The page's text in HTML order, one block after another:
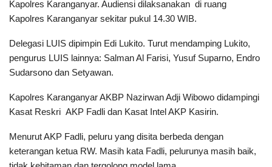
Kapolres Karanganyar. Audiensi dilaksanakan di ruang
Kapolres Karanganyar sekitar pukul 14.30 WIB.
Delegasi LUIS dipimpin Edi Lukito. Turut mendamping Lukito,
pengurus LUIS lainnya: Salman Al Farisi, Yusuf Suparno, Endro
Sudarsono dan Setyawan.
Kapolres Karanganyar AKBP Nazirwan Adji Wibowo didampingi
Kasat Reskri AKP Fadli dan Kasat Intel AKP Kasirin.
Menurut AKP Fadli, peluru yang disita berbeda dengan
keterangan ketua RW. Masih kata Fadli, pelurunya masih baik,